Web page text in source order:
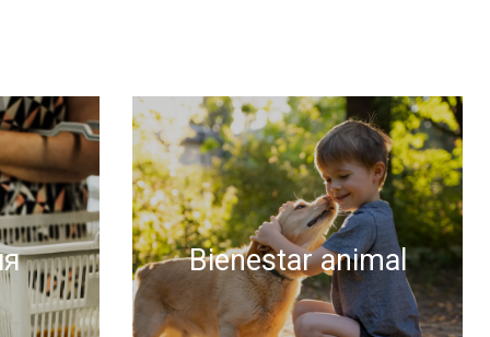
Bienestar animal